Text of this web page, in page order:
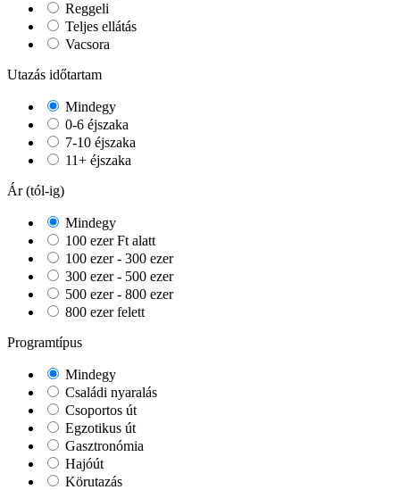
Reggeli
Teljes ellátás
Vacsora
Utazás időtartam
Mindegy
0-6 éjszaka
7-10 éjszaka
11+ éjszaka
Ár (tól-ig)
Mindegy
100 ezer Ft alatt
100 ezer - 300 ezer
300 ezer - 500 ezer
500 ezer - 800 ezer
800 ezer felett
Programtípus
Mindegy
Családi nyaralás
Csoportos út
Egzotikus út
Gasztronómia
Hajóút
Körutazás